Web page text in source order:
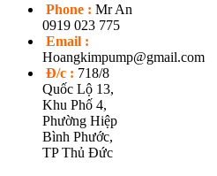
Phone : Mr An
0919 023 775
Email :
Hoangkimpump@gmail.com
Đ/c : 718/8
Quốc Lộ 13,
Khu Phố 4,
Phường Hiệp
Bình Phước,
TP Thủ Đức